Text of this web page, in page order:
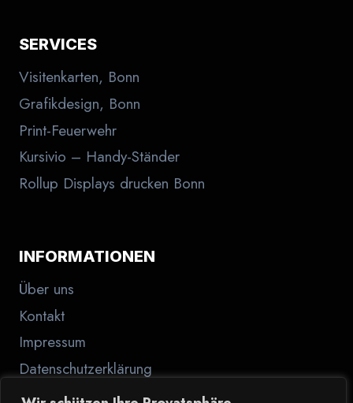
SERVICES
Visitenkarten, Bonn
Grafikdesign, Bonn
Print-Feuerwehr
Kursivio – Handy-Ständer
Rollup Displays drucken Bonn
INFORMATIONEN
Über uns
Kontakt
Impressum
Datenschutzerklärung